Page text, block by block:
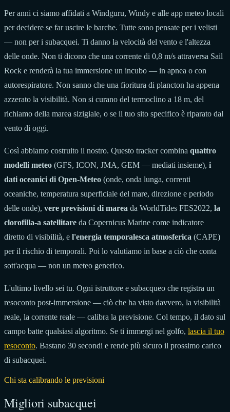
Per anni ci siamo affidati a Windguru, Windy e alle app meteo locali
per decidere se far uscire le barche. Tutte sono pensate per i velisti
— non per i subacquei. Ti danno la velocità del vento e l'altezza
delle onde. Non ti dicono che una corrente di 0,8 m/s attraversa Sail
Rock e renderà la tua immersione un incubo — in apnea o con
autorespiratore. Non sanno che una fioritura di plancton ha appena
azzerato la visibilità. Non si curano del termoclino a 18 m, del
richiamo della marea sizigiale, o se il tuo sito specifico è riparato dal
vento di oggi.
Così abbiamo costruito il nostro. Questo tracker combina quattro
modelli meteo (GFS, ICON, JMA, GEM — mediati insieme), i
dati oceanici di Open-Meteo (onde, onda lunga, correnti
oceaniche, temperatura superficiale del mare, direzione e periodo
delle onde), vere previsioni di marea da WorldTides FES2022, la
clorofilla-a satellitare da Copernicus Marine come indicatore
diretto di visibilità, e l'energia temporalesca atmosferica (CAPE)
per il rischio di temporali. Poi lo valutiamo in base a ciò che conta
sott'acqua — non un meteo generico.
L'ultimo livello sei tu. Ogni istruttore e subacqueo che registra un
resoconto post-immersione — ciò che ha visto davvero, la visibilità
reale, la corrente reale — calibra la previsione. Col tempo, il dato sul
campo batte qualsiasi algoritmo. Se ti immergi nel golfo, lascia il tuo
resoconto. Bastano 30 secondi e rende più sicuro il prossimo carico
di subacquei.
Chi sta calibrando le previsioni
Migliori subacquei